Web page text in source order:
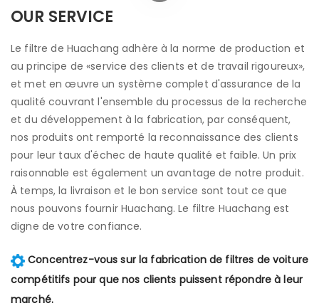
OUR SERVICE
Le filtre de Huachang adhère à la norme de production et
au principe de «service des clients et de travail rigoureux»,
et met en œuvre un système complet d'assurance de la
qualité couvrant l'ensemble du processus de la recherche
et du développement à la fabrication, par conséquent,
nos produits ont remporté la reconnaissance des clients
pour leur taux d'échec de haute qualité et faible. Un prix
raisonnable est également un avantage de notre produit.
À temps, la livraison et le bon service sont tout ce que
nous pouvons fournir Huachang. Le filtre Huachang est
digne de votre confiance.
Concentrez-vous sur la fabrication de filtres de voiture
compétitifs pour que nos clients puissent répondre à leur
marché.